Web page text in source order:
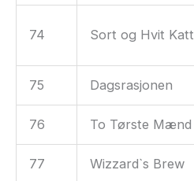
74 Sort og Hvit Katt
75 Dagsrasjonen
76 To Tørste Mænd
77 Wizzard`s Brew